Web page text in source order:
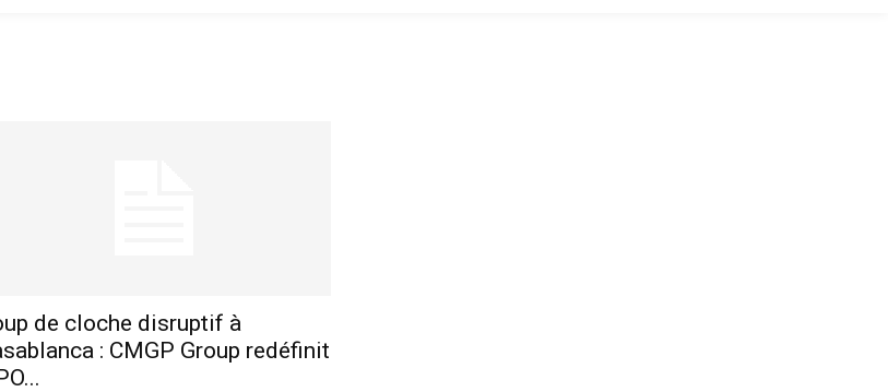
de cloche disruptif à
: CMGP Group redéfinit